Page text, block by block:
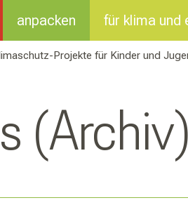
anpacken für klima und
Projekte für Kinder und
(Archiv)